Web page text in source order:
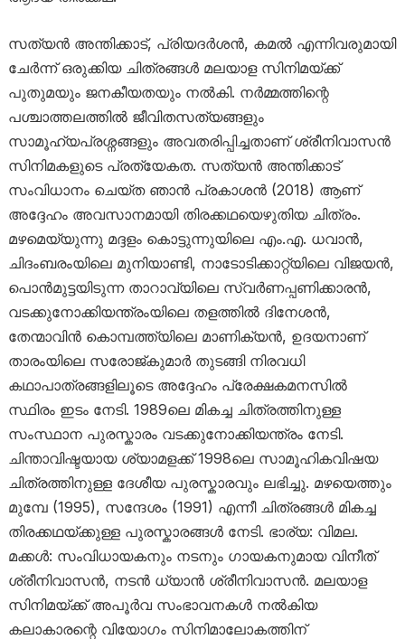
സത്യൻ അന്തിക്കാട്, പ്രിയദർശൻ, കമൽ എന്നിവരുമായി
ചേർന്ന് ഒരുക്കിയ ചിത്രങ്ങൾ മലയാള സിനിമയ്ക്ക്
പുതുമയും ജനകീയതയും നൽകി. നർമ്മത്തിന്റെ
പശ്ചാത്തലത്തിൽ ജീവിതസത്യങ്ങളും
സാമൂഹ്യപ്രശ്നങ്ങളും അവതരിപ്പിച്ചതാണ് ശ്രീനിവാസൻ
സിനിമകളുടെ പ്രത്യേകത. സത്യൻ അന്തിക്കാട്
സംവിധാനം ചെയ്ത ഞാൻ പ്രകാശൻ (2018) ആണ്
അദ്ദേഹം അവസാനമായി തിരക്കഥയെഴുതിയ ചിത്രം.
മഴമെയ്യുന്നു മദ്ദളം കൊട്ടുന്നുയിലെ എം.എ. ധവാൻ,
ചിദംബരംയിലെ മുനിയാണ്ടി, നാടോടിക്കാറ്റ്യിലെ വിജയൻ,
പൊൻമുട്ടയിടുന്ന താറാവ്യിലെ സ്വർണപ്പണിക്കാരൻ,
വടക്കുനോക്കിയന്ത്രംയിലെ തളത്തിൽ ദിനേശൻ,
തേന്മാവിൻ കൊമ്പത്ത്യിലെ മാണിക്യൻ, ഉദയനാണ്
താരംയിലെ സരോജ്കുമാർ തുടങ്ങി നിരവധി
കഥാപാത്രങ്ങളിലൂടെ അദ്ദേഹം പ്രേക്ഷകമനസിൽ
സ്ഥിരം ഇടം നേടി. 1989ലെ മികച്ച ചിത്രത്തിനുള്ള
സംസ്ഥാന പുരസ്കാരം വടക്കുനോക്കിയന്ത്രം നേടി.
ചിന്താവിഷ്ടയായ ശ്യാമളക്ക് 1998ലെ സാമൂഹികവിഷയ
ചിത്രത്തിനുള്ള ദേശീയ പുരസ്കാരവും ലഭിച്ചു. മഴയെത്തും
മുമ്പേ (1995), സന്ദേശം (1991) എന്നീ ചിത്രങ്ങൾ മികച്ച
തിരക്കഥയ്ക്കുള്ള പുരസ്കാരങ്ങൾ നേടി. ഭാര്യ: വിമല.
മക്കൾ: സംവിധായകനും നടനും ഗായകനുമായ വിനീത്
ശ്രീനിവാസൻ, നടൻ ധ്യാൻ ശ്രീനിവാസൻ. മലയാള
സിനിമയ്ക്ക് അപൂർവ സംഭാവനകൾ നൽകിയ
കലാകാരന്റെ വിയോഗം സിനിമാലോകത്തിന്